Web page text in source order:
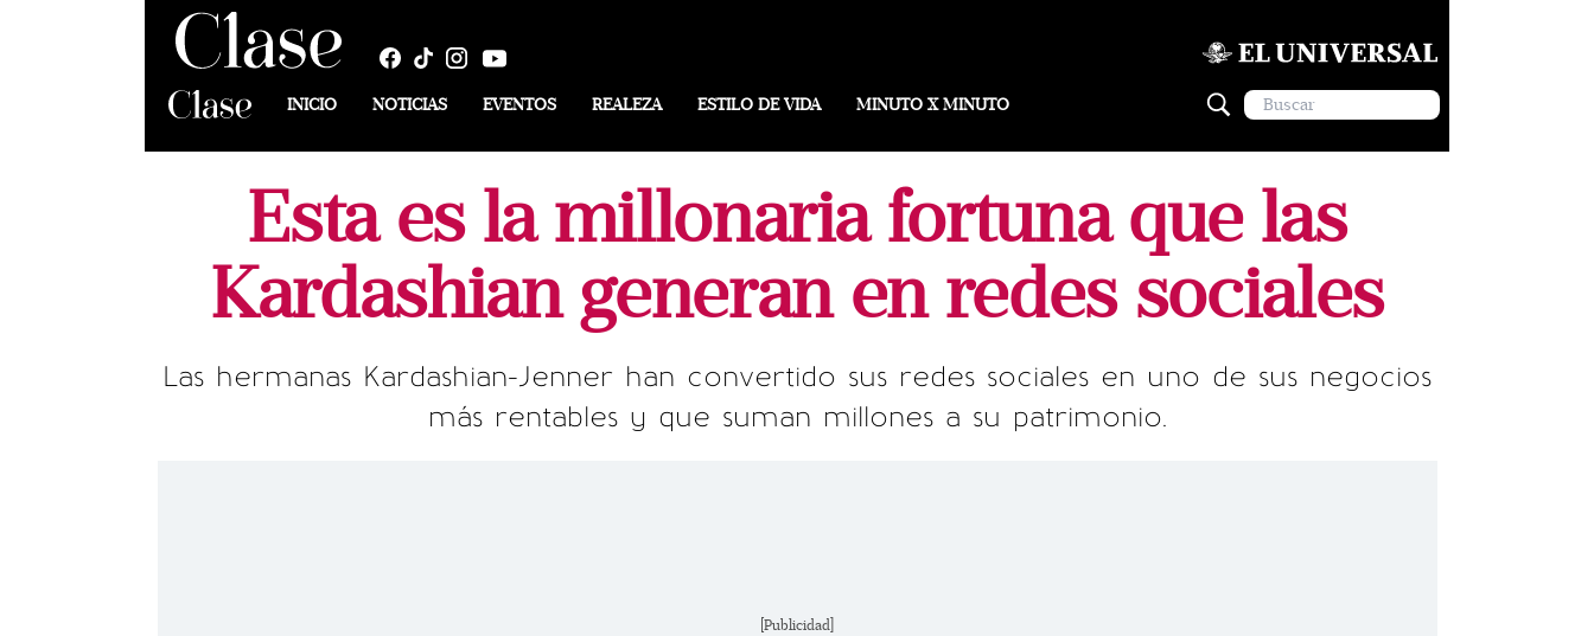
INICIO NOTICIAS EVENTOS REALEZA ESTILO DE VIDA MINUTO X MINUTO
Esta es la millonaria fortuna que las
Kardashian generan en redes sociales
Las hermanas Kardashian-Jenner han convertido sus redes sociales en uno de sus negocios
más rentables y que suman millones a su patrimonio.
[Publicidad]